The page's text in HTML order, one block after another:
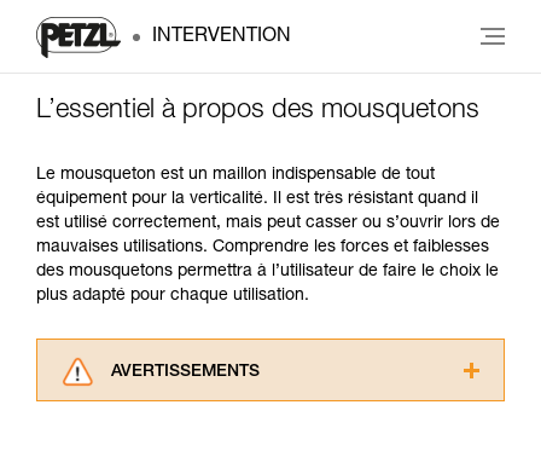
INTERVENTION
L’essentiel à propos des mousquetons
Le mousqueton est un maillon indispensable de tout
équipement pour la verticalité. Il est très résistant quand il
est utilisé correctement, mais peut casser ou s’ouvrir lors de
mauvaises utilisations. Comprendre les forces et faiblesses
des mousquetons permettra à l’utilisateur de faire le choix le
plus adapté pour chaque utilisation.
AVERTISSEMENTS